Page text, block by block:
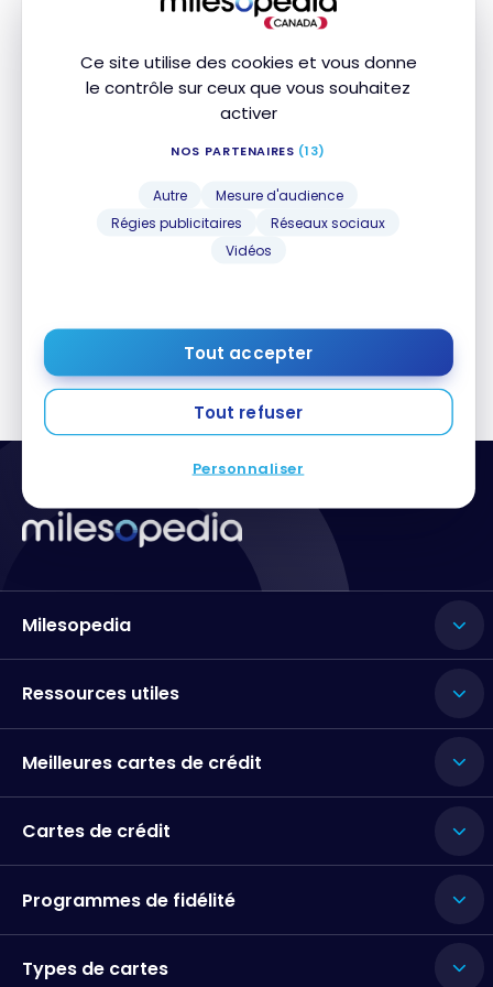
Ce site utilise des cookies et vous donne
le contrôle sur ceux que vous souhaitez
activer
NOS PARTENAIRES (13)
Autre
Mesure d'audience
Régies publicitaires
Réseaux sociaux
Vidéos
Tout accepter
Tout refuser
Personnaliser
meilleurs tout inclus et activités
Milesopedia
Ressources utiles
Meilleures cartes de crédit
Cartes de crédit
Programmes de fidélité
Types de cartes